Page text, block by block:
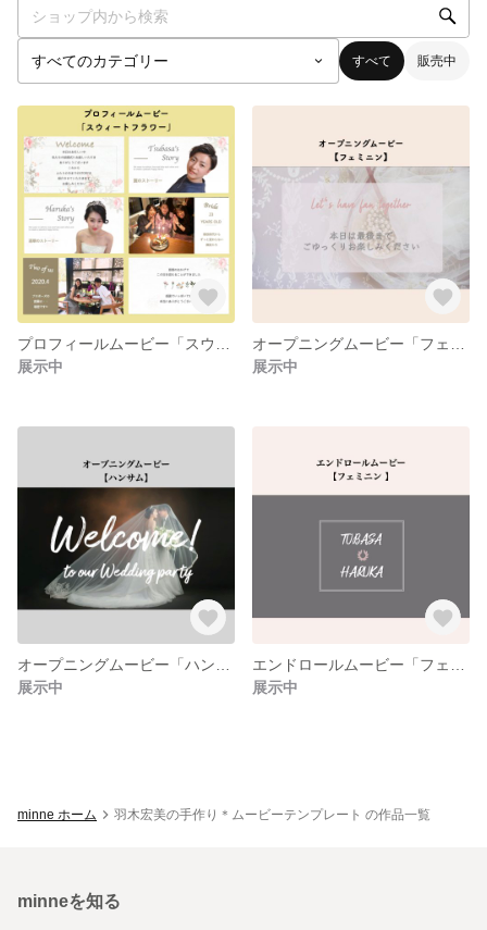
すべて 販売中
展示中
展示中
展示中
展示中
minne ホーム 羽木宏美の手作り＊ムービーテンプレート の作品一覧
minneを知る